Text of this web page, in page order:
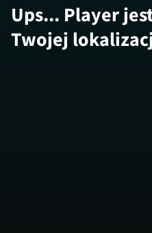
Ups... Player
Twojej